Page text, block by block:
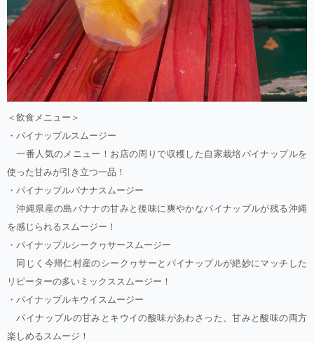
＜飲食メニュー＞
・パイナップルスムージー
一番人気のメニュー！お店の周りで収穫した自家栽培パイナップルを
使った甘みが引き立つ一品！
・パイナップルバナナスムージー
沖縄県産の島バナナの甘みと後味に爽やかなパイナップルが残る沖縄
を感じられるスムージー！
・パイナップルシークヮサースムージー
同じく今帰仁村産のシークヮサーとパイナップルが絶妙にマッチした
リピーターの多いミックススムージー！
・パイナップルキウイスムージー
パイナップルの甘みとキウイの酸味があわさった、甘みと酸味の両方
楽しめるスムージ！